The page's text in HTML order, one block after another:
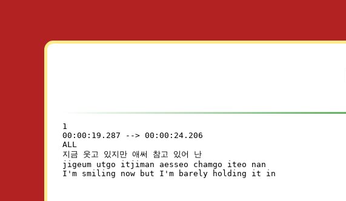
1
00:00:19.287 --> 00:00:24.206
ALL
지금 웃고 있지만 애써 참고 있어 난
jigeum utgo itjiman aesseo chamgo iteo nan